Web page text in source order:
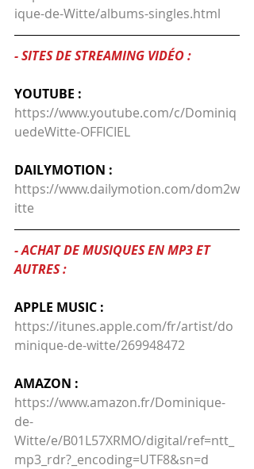
ique-de-Witte/albums-singles.html
- SITES DE STREAMING VIDÉO :
YOUTUBE :
https://www.youtube.com/c/Dominiq
uedeWitte-OFFICIEL
DAILYMOTION :
https://www.dailymotion.com/dom2w
itte
- ACHAT DE MUSIQUES EN MP3 ET
AUTRES :
APPLE MUSIC :
https://itunes.apple.com/fr/artist/do
minique-de-witte/269948472
AMAZON :
https://www.amazon.fr/Dominique-
de-
Witte/e/B01L57XRMO/digital/ref=ntt_
mp3_rdr?_encoding=UTF8&sn=d